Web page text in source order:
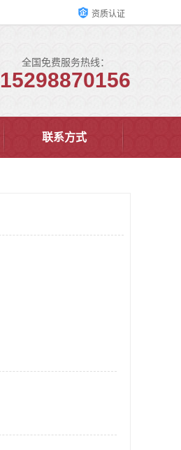
资质认证
全国免费服务热线：
15298870156
联系方式